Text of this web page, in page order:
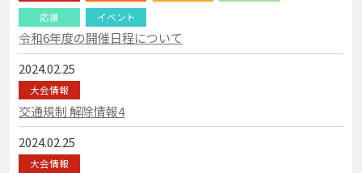
応援
イベント
令和6年度の開催日程について
2024.02.25
大会情報
交通規制 解除情報4
2024.02.25
大会情報